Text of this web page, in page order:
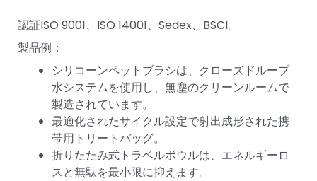
認証ISO 9001、ISO 14001、Sedex、BSCI。
製品例：
シリコーンペットブラシは、クローズドループ
水システムを使用し、無塵のクリーンルームで
製造されています。
最適化されたサイクル設定で射出成形された携
帯用トリートバッグ。
折りたたみ式トラベルボウルは、エネルギーロ
スと無駄を最小限に抑えます。